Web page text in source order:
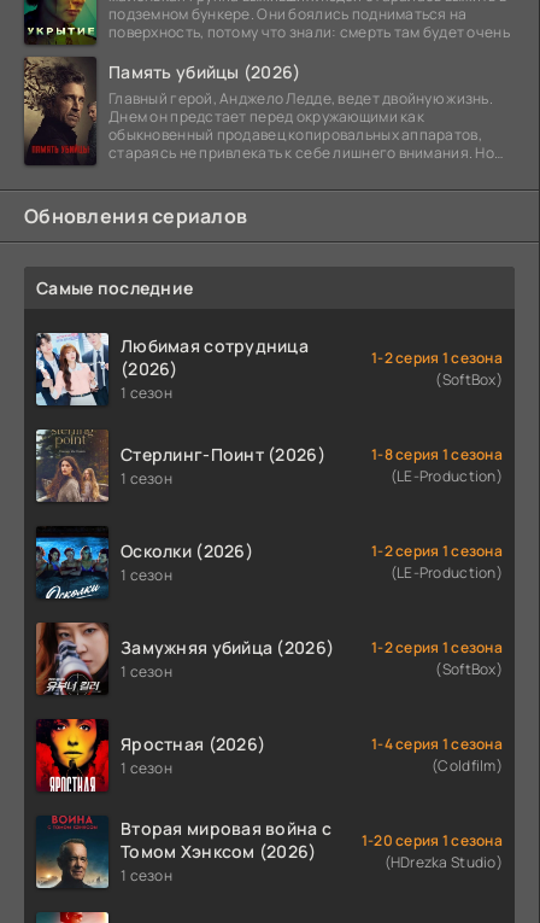
подземном бункере. Они боялись подниматься на
поверхность, потому что знали: смерть там будет очень
Память убийцы (2026)
Главный герой, Анджело Ледде, ведет двойную жизнь.
Днем он предстает перед окружающими как
обыкновенный продавец копировальных аппаратов,
стараясь не привлекать к себе лишнего внимания. Но
Обновления сериалов
Самые последние
Любимая сотрудница
(2026)
1 сезон
1-2 серия 1 сезона
(SoftBox)
Стерлинг-Поинт (2026)
1 сезон
1-8 серия 1 сезона
(LE-Production)
Осколки (2026)
1 сезон
1-2 серия 1 сезона
(LE-Production)
Замужняя убийца (2026)
1 сезон
1-2 серия 1 сезона
(SoftBox)
Яростная (2026)
1 сезон
1-4 серия 1 сезона
(Coldfilm)
Вторая мировая война с
Томом Хэнксом (2026)
1 сезон
1-20 серия 1 сезона
(HDrezka Studio)